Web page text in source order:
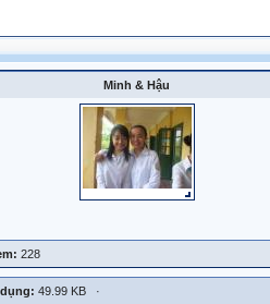
Minh & Hậu
228
49.99 KB ·